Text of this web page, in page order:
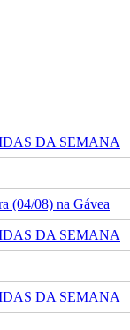
DA SEMANA
(04/08) na Gávea
DA SEMANA
DA SEMANA